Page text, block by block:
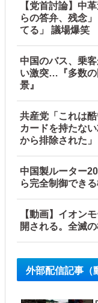
【党首討論】中
らの答弁、残念
てる」 議場爆笑
中国のバス、乗
い激突…『多数の
景』
共産党「これは
カードを持たな
から排除された」
中国製ルーター
ら完全制御でき
【動画】イオン
開される。全滅
外部配信記事（